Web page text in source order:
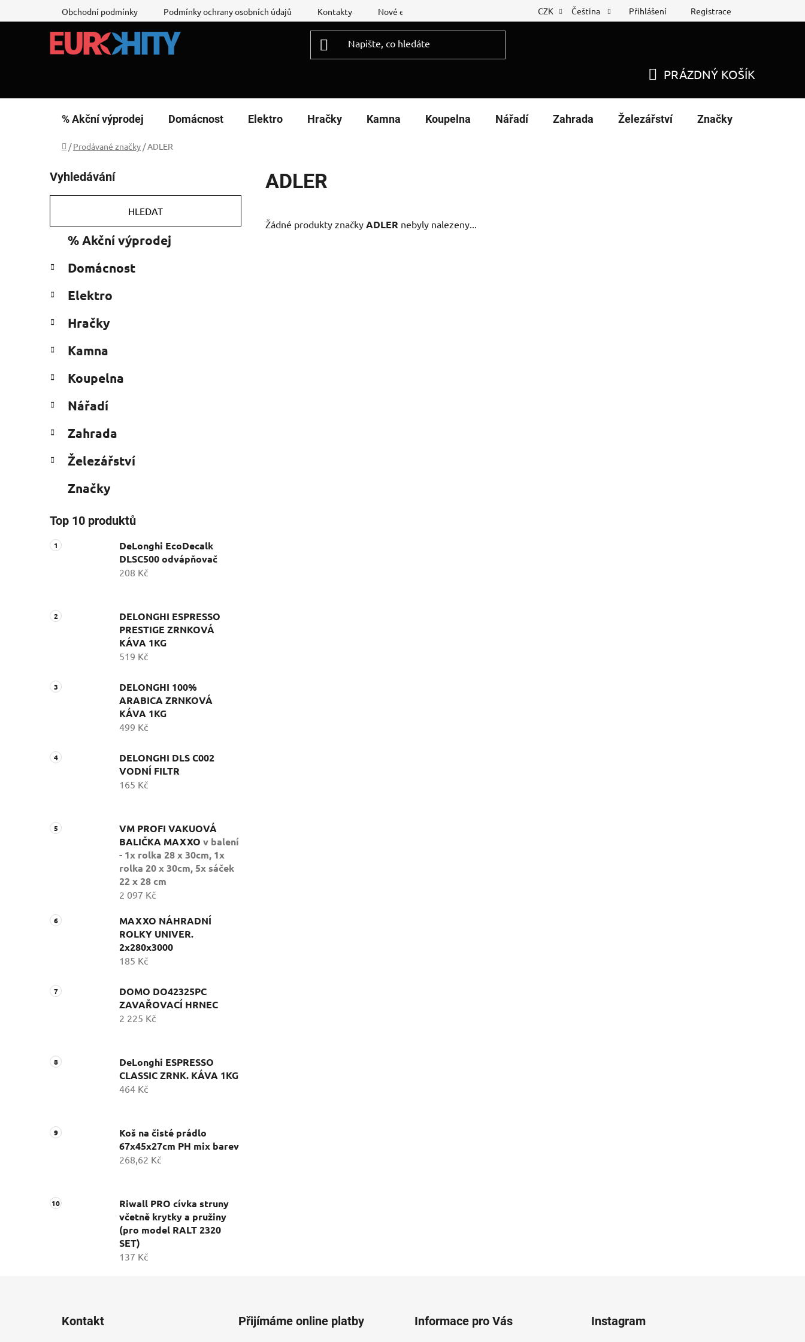
na
Obchodní podmínky Podmínky ochrany osobních údajů Kontakty Nové energetické štítky Reklamační list Nákup na splátky
CZK Čeština Přihlášení Registrace
KOŠÍK
PRÁZDNÝ KOŠÍK
% Akční výprodej Domácnost Elektro Hračky Kamna Koupelna Nářadí Zahrada Železářství Značky
Domů
/ Prodávané značky / ADLER
o
s
r
n
í
a
e
Vyhledávání
HLEDAT
kategorie
e
o
i
% Akční výprodej
Domácnost
Elektro
Hračky
Kamna
Koupelna
Nářadí
Zahrada
Železářství
Značky
Top 10 produktů
DeLonghi EcoDecalk
DLSC500 odvápňovač
208 Kč
DELONGHI ESPRESSO
PRESTIGE ZRNKOVÁ
KÁVA 1KG
519 Kč
DELONGHI 100%
ARABICA ZRNKOVÁ
KÁVA 1KG
499 Kč
DELONGHI DLS C002
VODNÍ FILTR
165 Kč
VM PROFI VAKUOVÁ
BALIČKA MAXXO v balení
- 1x rolka 28 x 30cm, 1x
rolka 20 x 30cm, 5x sáček
22 x 28 cm
2 097 Kč
MAXXO NÁHRADNÍ
ROLKY UNIVER.
2x280x3000
185 Kč
DOMO DO42325PC
ZAVAŘOVACÍ HRNEC
2 225 Kč
DeLonghi ESPRESSO
CLASSIC ZRNK. KÁVA 1KG
464 Kč
Koš na čisté prádlo
67x45x27cm PH mix barev
268,62 Kč
Riwall PRO cívka struny
včetně krytky a pružiny
(pro model RALT 2320
SET)
137 Kč
ADLER
Žádné produkty značky ADLER nebyly nalezeny...
Kontakt Přijímáme online platby Informace pro Vás Instagram